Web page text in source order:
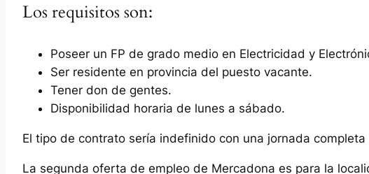
Los requisitos son:
Poseer un FP de grado medio en Electricidad y
Ser residente en provincia del puesto vacante.
Tener don de gentes.
Disponibilidad horaria de lunes a sábado.
El tipo de contrato sería indefinido con una jornada
La segunda oferta de empleo de Mercadona es para la